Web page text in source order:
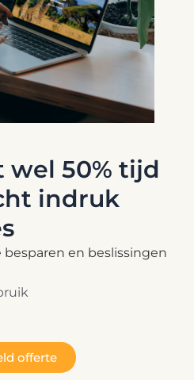
wel 50% tijd
indruk
en beslissingen
offerte